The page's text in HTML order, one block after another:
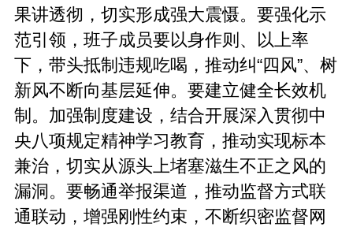
果讲透彻，切实形成强大震慑。要强化示
范引领，班子成员要以身作则、以上率
下，带头抵制违规吃喝，推动纠“四风”、树
新风不断向基层延伸。‌要建立健全长效机
制。‌加强制度建设，结合开展深入贯彻中
央八项规定精神学习教育，推动实现标本
兼治，切实从源头上堵塞滋生不正之风的
漏洞。要畅通举报渠道，推动监督方式联
通联动，增强刚性约束，不断织密监督网